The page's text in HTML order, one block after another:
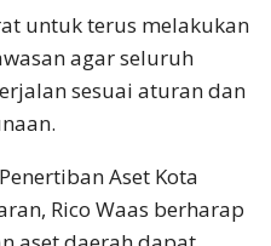
untuk terus melakukan
agar seluruh
sesuai aturan dan
Aset Kota
Rico Waas berharap